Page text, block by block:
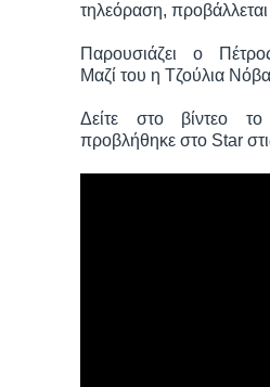
τηλεόραση,
Παρουσιάζει ο
Μαζί του η Τζούλια
Δείτε στο βίντεο
προβλήθηκε στο Star